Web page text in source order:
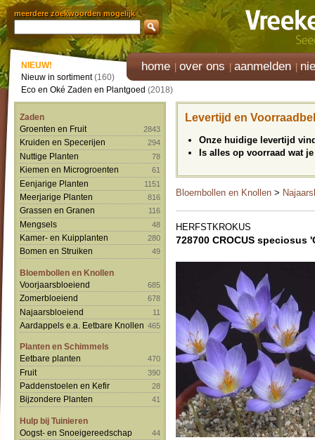
meerdere zoekwoorden mogelijk
home over ons aanmelden
NIEUW!
Nieuw in sortiment(160)
Eco en Oké Zaden en Plantgoed (2018)
Zaden
Groenten en Fruit
2843
Kruiden en Specerijen 294
Nuttige Planten 78
Kiemen en Microgroenten 61
Eenjarige Planten 1151
Meerjarige Planten 816
Grassen en Granen 116
Mengsels 48
Kamer- en Kuipplanten 280
Bomen en Struiken 49
Bloembollen en Knollen
Voorjaarsbloeiend
685
Zomerbloeiend 678
Najaarsbloeiend 11
Aardappels e.a. Eetbare Knollen 465
Planten en Schimmels
Eetbare planten
470
Fruit 390
Paddenstoelen en Kefir 28
Bijzondere Planten 41
Hulp bij Tuinieren
Oogst- en Snoeigereedschap
44
Levertijd en
Onze huidige levertijd
Is alles op voorraad wat
Bloembollen en Knollen >
HERFSTKROKUS
728700 CROCUS speciosus